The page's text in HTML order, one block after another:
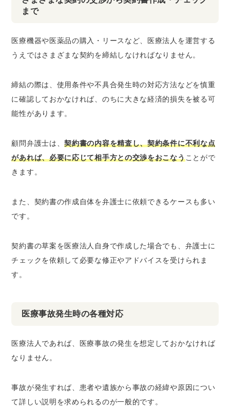
まで
医療機器や医薬品の購入・リースなど、医療法人を運営する
うえではさまざまな契約を締結しなければなりません。
締結の際は、使用条件や不具合発生時の対応方法などを慎重
に確認しておかなければ、のちに大きな経済的損失を被る可
能性があります。
顧問弁護士は、契約書の内容を精査し、契約条件に不利な点
があれば、必要に応じて相手方との交渉をおこなうことがで
きます。
また、契約書の作成自体を弁護士に依頼できるケースも多い
です。
契約書の草案を医療法人自身で作成した場合でも、弁護士に
チェックを依頼して必要な修正やアドバイスを受けられま
す。
医療事故発生時の各種対応
医療法人であれば、医療事故の発生を想定しておかなければ
なりません。
事故が発生すれば、患者や遺族から事故の経緯や原因につい
て詳しい説明を求められるのが一般的です。